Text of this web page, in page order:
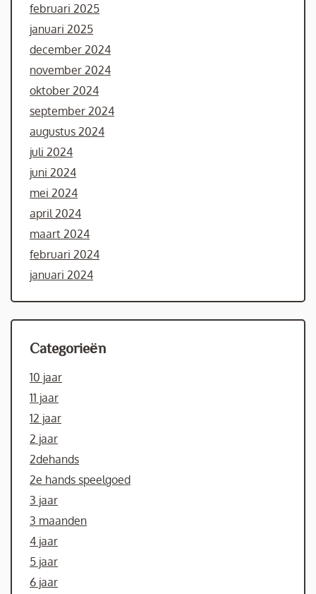
februari 2025
januari 2025
december 2024
november 2024
oktober 2024
september 2024
augustus 2024
juli 2024
juni 2024
mei 2024
april 2024
maart 2024
februari 2024
januari 2024
Categorieën
10 jaar
11 jaar
12 jaar
2 jaar
2dehands
2e hands speelgoed
3 jaar
3 maanden
4 jaar
5 jaar
6 jaar